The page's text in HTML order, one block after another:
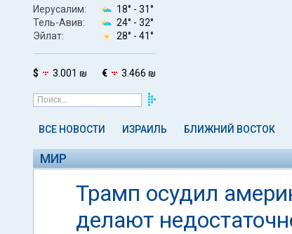
Иерусалим: 18° - 31°
Тель-Авив:
24° - 32°
Эйлат:
28° - 41°
$ 3.001 ₪ € 3.466 ₪
ВСЕ НОВОСТИ ИЗРАИЛЬ БЛИЖНИЙ ВОСТОК
МИР
Трамп осудил
делают